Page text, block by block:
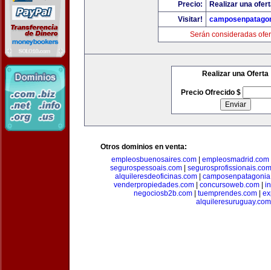
Precio:
Realizar una
Visitar!
Serán consideradas
Realizar una Oferta
Precio Ofrecido $
Otros dominios en venta:
empleosbuenosaires.com
empleosmadrid.com
segurospessoais.com| segurosprofissionais.com
alquileresdeoficinas.com
venderpropiedades.com
concursoweb.com
negociosb2b.com| tuemprendes.com|
alquileresuruguay.com